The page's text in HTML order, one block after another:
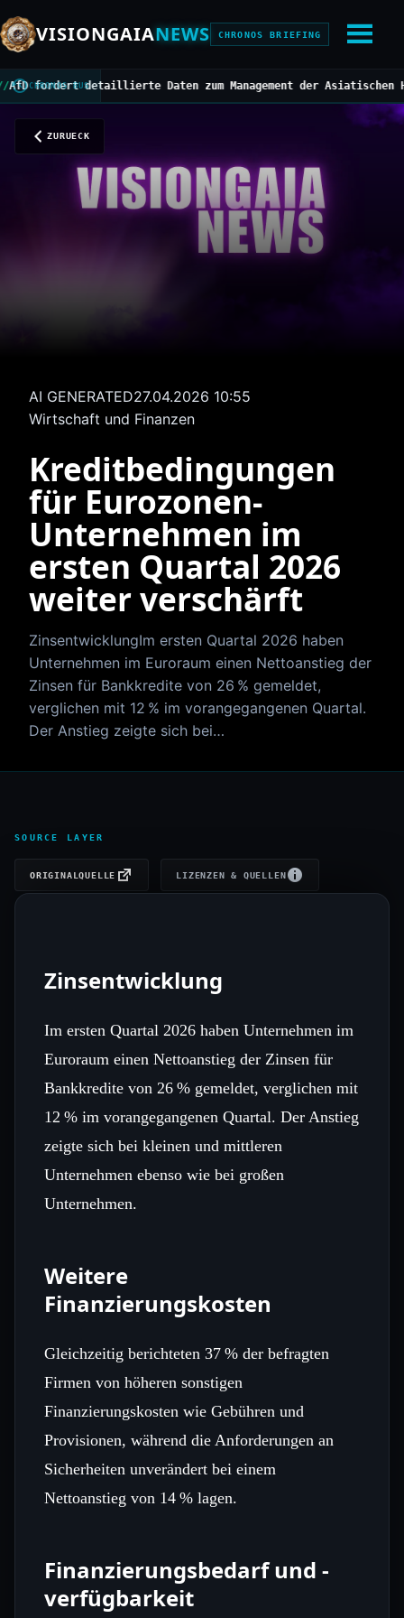
VISIONGAIANEWS CHRONOS BRIEFING
CHRONOS BUS
detaillierte Daten zum Management der Asiatischen
ZURUECK
AI GENERATED27.04.2026 10:55
Wirtschaft und Finanzen
Kreditbedingungen
für Eurozonen-
Unternehmen im
ersten Quartal 2026
weiter verschärft
ZinsentwicklungIm ersten Quartal 2026 haben
Unternehmen im Euroraum einen Nettoanstieg der
Zinsen für Bankkredite von 26 % gemeldet,
verglichen mit 12 % im vorangegangenen Quartal.
Der Anstieg zeigte sich bei…
SOURCE LAYER
ORIGINALQUELLE LIZENZEN & QUELLEN
Zinsentwicklung
Im ersten Quartal 2026 haben Unternehmen im
Euroraum einen Nettoanstieg der Zinsen für
Bankkredite von 26 % gemeldet, verglichen mit
12 % im vorangegangenen Quartal. Der Anstieg
zeigte sich bei kleinen und mittleren
Unternehmen ebenso wie bei großen
Unternehmen.
Weitere
Finanzierungskosten
Gleichzeitig berichteten 37 % der befragten
Firmen von höheren sonstigen
Finanzierungskosten wie Gebühren und
Provisionen, während die Anforderungen an
Sicherheiten unverändert bei einem
Nettoanstieg von 14 % lagen.
Finanzierungsbedarf und -
verfügbarkeit